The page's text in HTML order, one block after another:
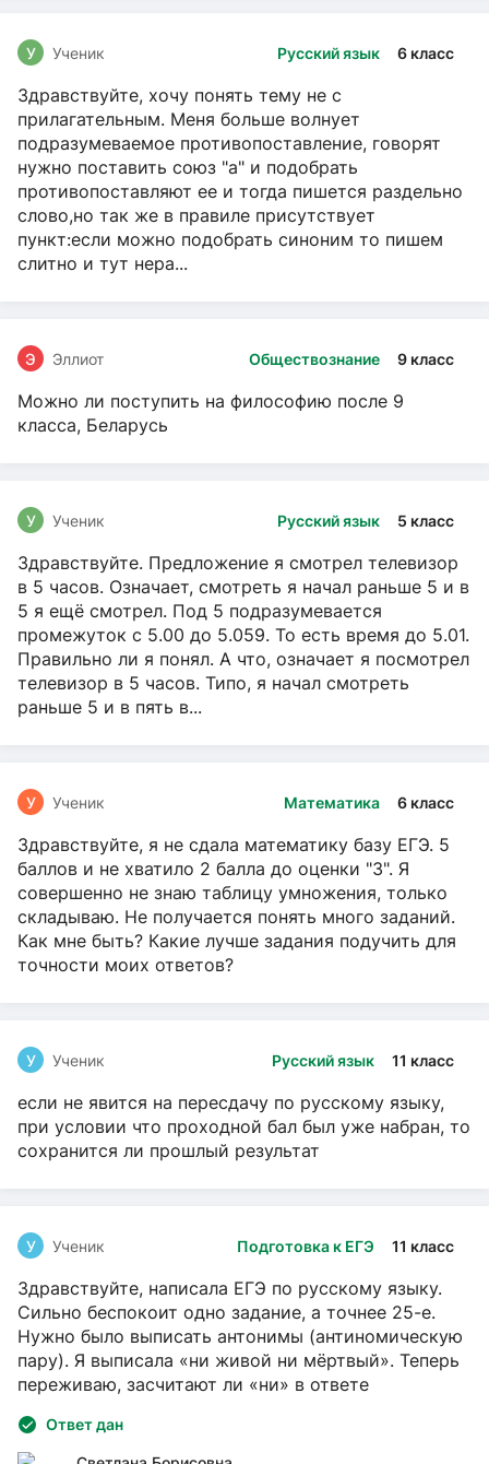
Русский язык 6 класс
У Ученик
Здравствуйте, хочу понять тему не с
прилагательным. Меня больше волнует
подразумеваемое противопоставление, говорят
нужно поставить союз "а" и подобрать
противопоставляют ее и тогда пишется раздельно
слово,но так же в правиле присутствует
пункт:если можно подобрать синоним то пишем
слитно и тут нера...
Обществознание 9 класс
Э Эллиот
Можно ли поступить на философию после 9
класса, Беларусь
Русский язык 5 класс
У Ученик
Здравствуйте. Предложение я смотрел телевизор
в 5 часов. Означает, смотреть я начал раньше 5 и в
5 я ещё смотрел. Под 5 подразумевается
промежуток с 5.00 до 5.059. То есть время до 5.01.
Правильно ли я понял. А что, означает я посмотрел
телевизор в 5 часов. Типо, я начал смотреть
раньше 5 и в пять в...
Математика 6 класс
У Ученик
Здравствуйте, я не сдала математику базу ЕГЭ. 5
баллов и не хватило 2 балла до оценки "3". Я
совершенно не знаю таблицу умножения, только
складываю. Не получается понять много заданий.
Как мне быть? Какие лучше задания подучить для
точности моих ответов?
Русский язык 11 класс
У Ученик
если не явится на пересдачу по русскому языку,
при условии что проходной бал был уже набран, то
сохранится ли прошлый результат
Подготовка к ЕГЭ 11 класс
У Ученик
Здравствуйте, написала ЕГЭ по русскому языку.
Сильно беспокоит одно задание, а точнее 25-е.
Нужно было выписать антонимы (антиномическую
пару). Я выписала «ни живой ни мёртвый». Теперь
переживаю, засчитают ли «ни» в ответе
Ответ дан